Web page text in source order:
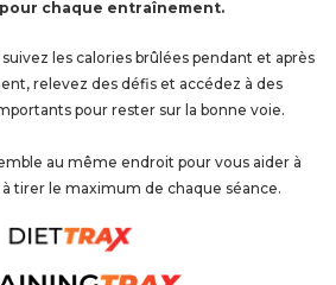
chaque entraînement.
les calories brûlées pendant et après
relevez des défis et accédez à des
pour rester sur la bonne voie.
au même endroit pour vous aider à
tirer le maximum de chaque séance.